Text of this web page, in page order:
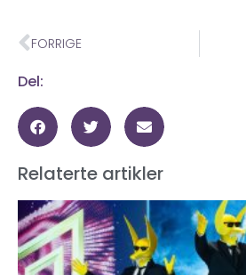
FORRIGE
Del:
Relaterte artikler